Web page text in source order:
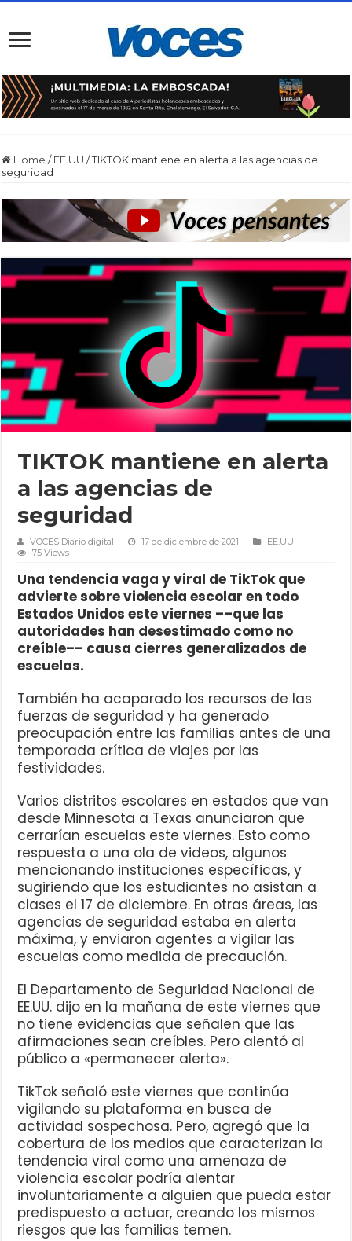
Home / EE.UU /TIKTOK mantiene en alerta a las agencias de
seguridad
TIKTOK mantiene en alerta
a las agencias de
seguridad
VOCES Diario digital 17 de diciembre de 2021
EE.UU
75 Views
Una tendencia vaga y viral de TikTok que
advierte sobre violencia escolar en todo
Estados Unidos este viernes ––que las
autoridades han desestimado como no
creíble–– causa cierres generalizados de
escuelas.
También ha acaparado los recursos de las
fuerzas de seguridad y ha generado
preocupación entre las familias antes de una
temporada crítica de viajes por las
festividades.
Varios distritos escolares en estados que van
desde Minnesota a Texas anunciaron que
cerrarían escuelas este viernes. Esto como
respuesta a una ola de videos, algunos
mencionando instituciones específicas, y
sugiriendo que los estudiantes no asistan a
clases el 17 de diciembre. En otras áreas, las
agencias de seguridad estaba en alerta
máxima, y enviaron agentes a vigilar las
escuelas como medida de precaución.
El Departamento de Seguridad Nacional de
EE.UU. dijo en la mañana de este viernes que
no tiene evidencias que señalen que las
afirmaciones sean creíbles. Pero alentó al
público a «permanecer alerta».
TikTok señaló este viernes que continúa
vigilando su plataforma en busca de
actividad sospechosa. Pero, agregó que la
cobertura de los medios que caracterizan la
tendencia viral como una amenaza de
violencia escolar podría alentar
involuntariamente a alguien que pueda estar
predispuesto a actuar, creando los mismos
riesgos que las familias temen.